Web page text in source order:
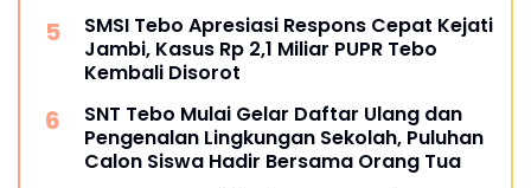
SMSI Tebo Apresiasi Respons Cepat Kejati
Jambi, Kasus Rp 2,1 Miliar PUPR Tebo
Kembali Disorot
SNT Tebo Mulai Gelar Daftar Ulang dan
Pengenalan Lingkungan Sekolah, Puluhan
Calon Siswa Hadir Bersama Orang Tua